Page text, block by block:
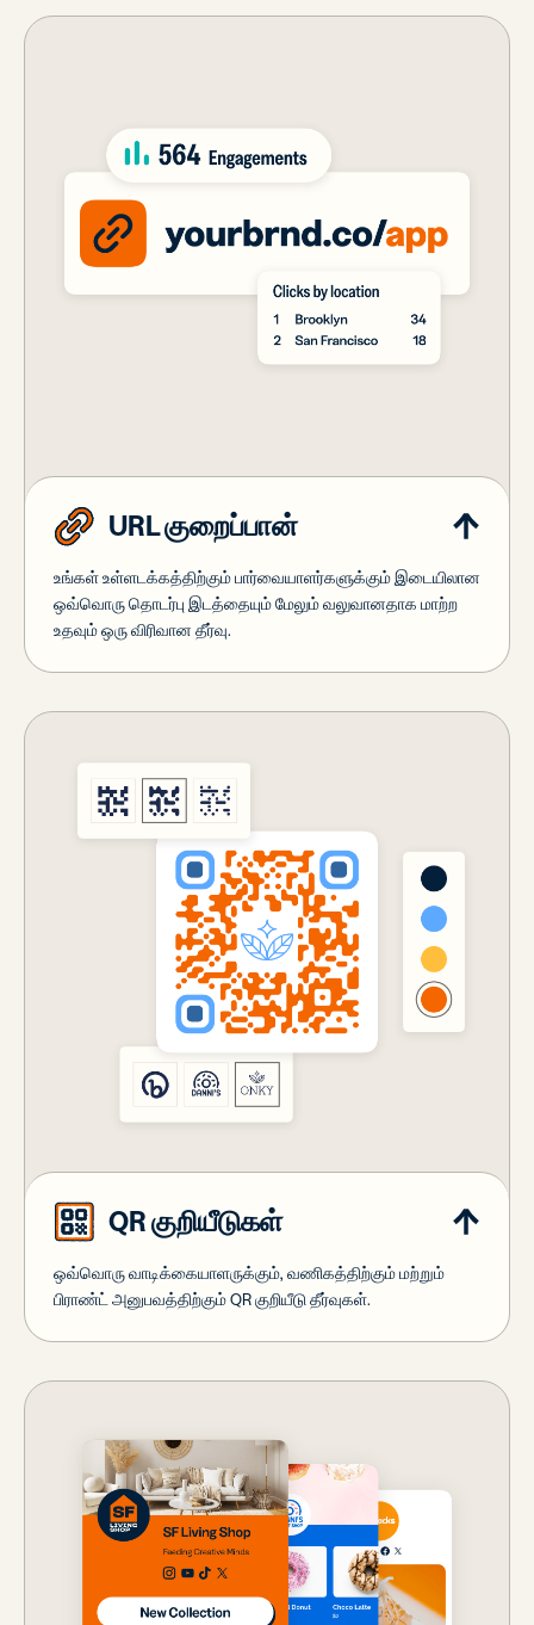
URL குறைப்பான்
உங்கள் உள்ளடக்கத்திற்கும் பார்வையாளர்களுக்கும் இடையிலான
ஒவ்வொரு தொடர்பு இடத்தையும் மேலும் வலுவானதாக மாற்ற
உதவும் ஒரு விரிவான தீர்வு.
QR குறியீடுகள்
ஒவ்வொரு வாடிக்கையாளருக்கும், வணிகத்திற்கும் மற்றும்
பிராண்ட் அனுபவத்திற்கும் QR குறியீடு தீர்வுகள்.